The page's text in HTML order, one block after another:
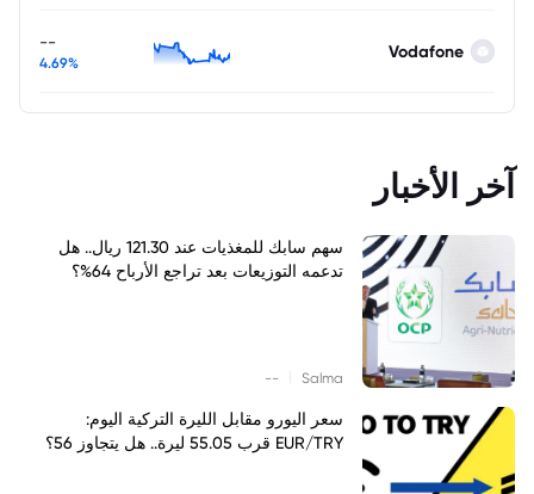
Vodafone
--
4.69%
آخر الأخبار
سهم سابك للمغذيات عند 121.30 ريال.. هل
تدعمه التوزيعات بعد تراجع الأرباح 64%؟
Salma
--
سعر اليورو مقابل الليرة التركية اليوم:
EUR/TRY قرب 55.05 ليرة.. هل يتجاوز 56؟